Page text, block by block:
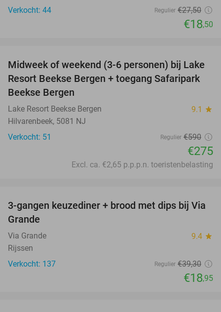
Verkocht: 44
Regulier €27,50
€18,50
53%
Midweek of weekend (3-6 personen) bij Lake
Resort Beekse Bergen + toegang Safaripark
Beekse Bergen
Lake Resort Beekse Bergen 9.1 star
Hilvarenbeek, 5081 NJ
Verkocht: 51
Regulier €590
€275
Excl. ca. €2,65 p.p.p.n. toeristenbelasting
52%
3-gangen keuzediner + brood met dips bij Via
Grande
Via Grande 9.4 star
Rijssen
Verkocht: 137
Regulier €39,30
€18,95